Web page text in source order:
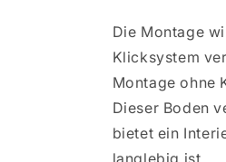
Die Montage
Klicksystem
Montage ohne
Dieser Boden
bietet ein
langlebig ist.